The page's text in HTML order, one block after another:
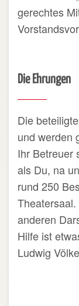
gerechtes
Die Ehrungen
Die
und werden
Ihr Betreuer
als Du, na
rund 250
anderen
Hilfe ist
Ludwig